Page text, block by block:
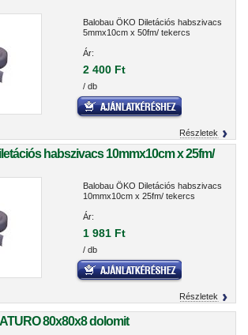
Balobau ÖKO Diletációs habszivacs
5mmx10cm x 50fm/ tekercs
Ár:
2 400 Ft
/ db
Részletek
habszivacs 10mmx10cm x 25fm/
Balobau ÖKO Diletációs habszivacs
10mmx10cm x 25fm/ tekercs
Ár:
1 981 Ft
/ db
Részletek
80x80x8 dolomit